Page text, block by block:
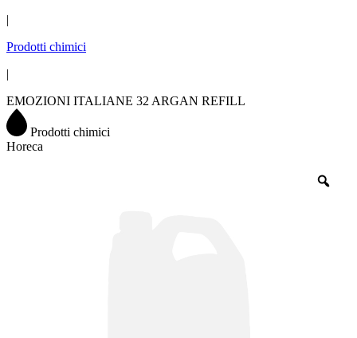
|
Prodotti chimici
|
EMOZIONI ITALIANE 32 ARGAN REFILL
Prodotti chimici
Horeca